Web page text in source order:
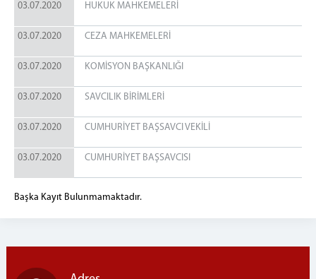
03.07.2020 HUKUK MAHKEMELERİ
03.07.2020 CEZA MAHKEMELERİ
03.07.2020 KOMİSYON BAŞKANLIĞI
03.07.2020 SAVCILIK BİRİMLERİ
03.07.2020 CUMHURİYET BAŞSAVCI VEKİLİ
03.07.2020 CUMHURİYET BAŞSAVCISI
Başka Kayıt Bulunmamaktadır.